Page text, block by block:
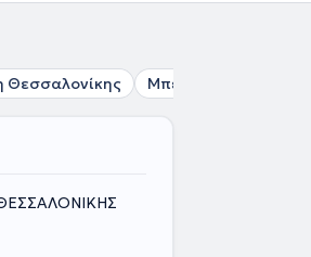
Θεσσαλονίκης Μπεχτσινάρ